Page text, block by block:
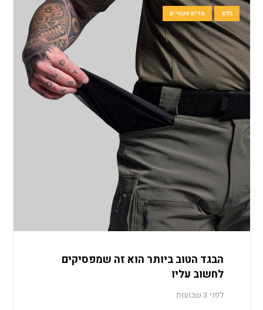
בלוג מדים טקטיים
הבגד הטוב ביותר הוא זה שמפסיקים
לחשוב עליו
לפני 3 שבועות